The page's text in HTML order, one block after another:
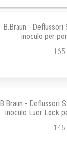
B.Braun - Deflussori
inoculo per
165
B.Braun - Deflussori
inoculo Luer Lock
145